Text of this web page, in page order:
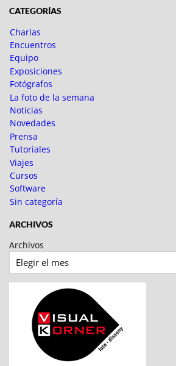
CATEGORÍAS
Charlas
Encuentros
Equipo
Exposiciones
Fotógrafos
La foto de la semana
Noticias
Novedades
Prensa
Tutoriales
Viajes
Cursos
Software
Sin categoría
ARCHIVOS
Archivos